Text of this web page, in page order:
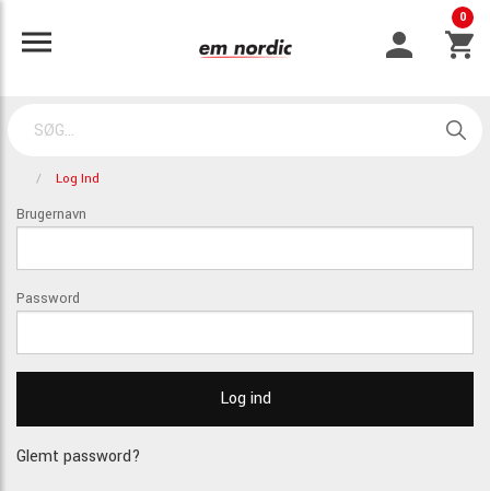
0
Log Ind
Brugernavn
Password
Glemt password?